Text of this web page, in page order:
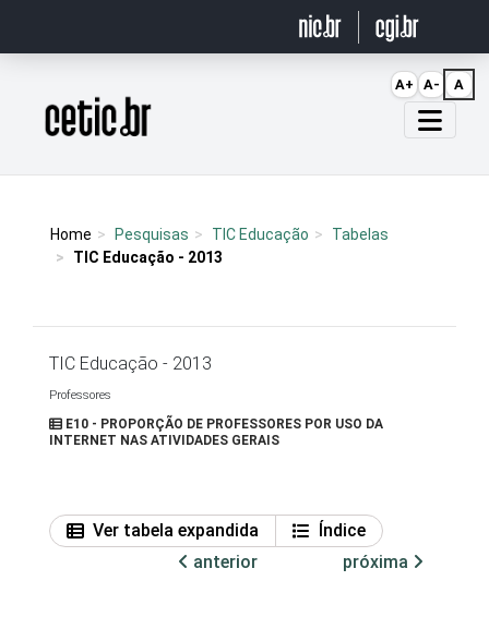
Página inicial
Home Pesquisas TIC Educação
Tabelas
TIC Educação - 2013
TIC Educação - 2013
Professores
E10 - PROPORÇÃO DE PROFESSORES POR USO DA
INTERNET NAS ATIVIDADES GERAIS
Ver tabela expandida
Índice
anterior
próxima
A+ A- A